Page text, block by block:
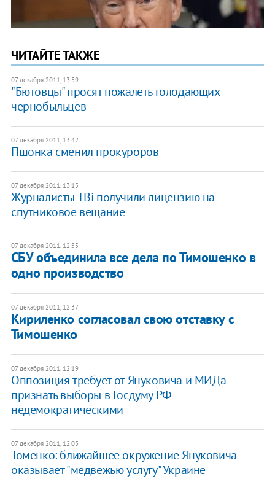
ЧИТАЙТЕ ТАКЖЕ
07 декабря 2011, 13:59
"Бютовцы" просят пожалеть голодающих
чернобыльцев
07 декабря 2011, 13:42
Пшонка сменил прокуроров
07 декабря 2011, 13:15
​Журналисты ТВi получили лицензию на
спутниковое вещание
07 декабря 2011, 12:55
СБУ объединила все дела по Тимошенко в
одно производство
07 декабря 2011, 12:37
Кириленко согласовал свою отставку с
Тимошенко
07 декабря 2011, 12:19
Оппозиция требует от Януковича и МИДа
признать выборы в Госдуму РФ
недемократическими
07 декабря 2011, 12:03
​Томенко: ближайшее окружение Януковича
оказывает "медвежью услугу" Украине